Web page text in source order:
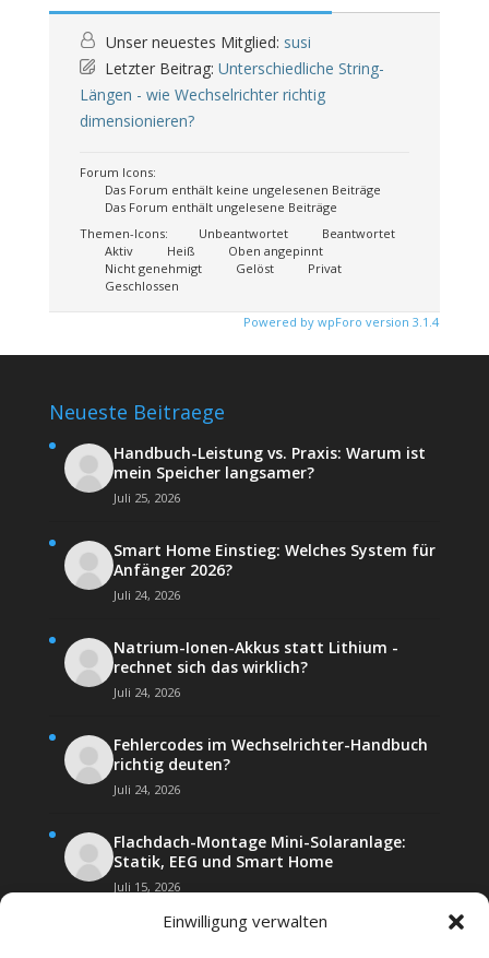
Einwilligung verwalten
Unser neuestes Mitglied: susi
Letzter Beitrag: Unterschiedliche String-
Längen - wie Wechselrichter richtig
dimensionieren?
Forum Icons:
Das Forum enthält keine ungelesenen Beiträge
Das Forum enthält ungelesene Beiträge
Themen-Icons:
Unbeantwortet
Beantwortet
Aktiv
Heiß
Oben angepinnt
Nicht genehmigt
Gelöst
Privat
Geschlossen
Powered by wpForo version 3.1.4
Neueste Beitraege
Handbuch-Leistung vs. Praxis: Warum ist
mein Speicher langsamer?
Juli 25, 2026
Smart Home Einstieg: Welches System für
Anfänger 2026?
Juli 24, 2026
Natrium-Ionen-Akkus statt Lithium -
rechnet sich das wirklich?
Juli 24, 2026
Fehlercodes im Wechselrichter-Handbuch
richtig deuten?
Juli 24, 2026
Flachdach-Montage Mini-Solaranlage:
Statik, EEG und Smart Home
Juli 15, 2026